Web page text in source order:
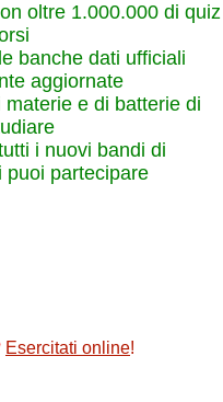
oltre 1.000.000 di quiz
banche dati ufficiali
aggiornate
materie e di batterie di
i nuovi bandi di
puoi partecipare
Esercitati online!